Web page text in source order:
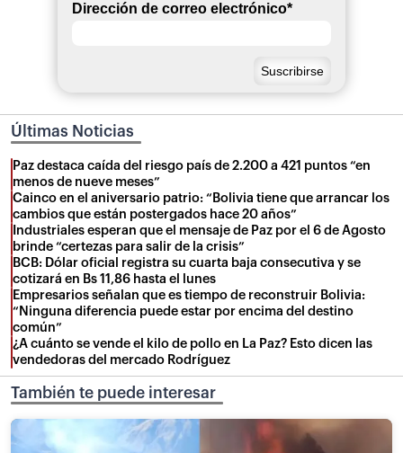
Dirección de correo electrónico*
Últimas Noticias
Paz destaca caída del riesgo país de 2.200 a 421 puntos “en
menos de nueve meses”
Cainco en el aniversario patrio: “Bolivia tiene que arrancar los
cambios que están postergados hace 20 años”
Industriales esperan que el mensaje de Paz por el 6 de Agosto
brinde “certezas para salir de la crisis”
BCB: Dólar oficial registra su cuarta baja consecutiva y se
cotizará en Bs 11,86 hasta el lunes
Empresarios señalan que es tiempo de reconstruir Bolivia:
“Ninguna diferencia puede estar por encima del destino
común”
¿A cuánto se vende el kilo de pollo en La Paz? Esto dicen las
vendedoras del mercado Rodríguez
También te puede interesar